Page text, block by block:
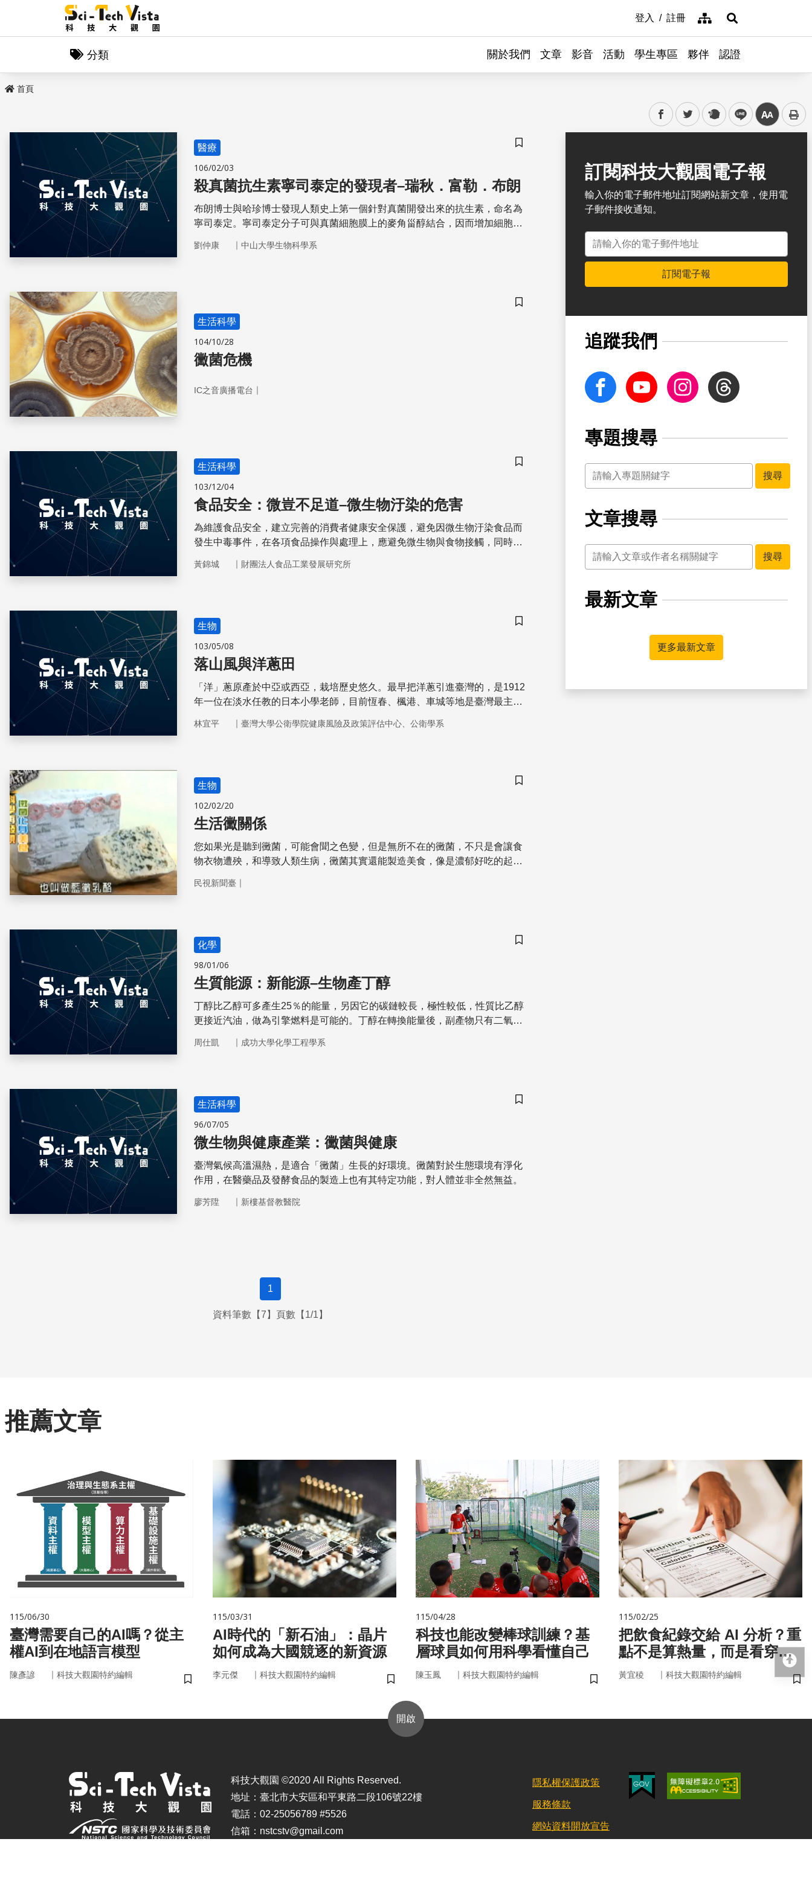
登入 註冊 網站導覽展開搜尋
分類 關於我們 文章 影音 活動 學生專區 夥伴 認證
首頁
facebooktwitter plurk line 中
儲存書籤
醫療
106/02/03
殺真菌抗生素寧司泰定的發現者–瑞秋．富勒．布朗
布朗博士與哈珍博士發現人類史上第一個針對真菌開發出來的抗生素，命名為
寧司泰定。寧司泰定分子可與真菌細胞膜上的麥角甾醇結合，因而增加細胞膜
劉仲康 ｜ 中山大學生物科學系
儲存書籤
生活科學
104/10/28
黴菌危機
IC之音廣播電台 ｜
儲存書籤
生活科學
103/12/04
食品安全：微豈不足道–微生物汙染的危害
為維護食品安全，建立完善的消費者健康安全保護，避免因微生物汙染食品而
發生中毒事件，在各項食品操作與處理上，應避免微生物與食物接觸，同時減
黃錦城 ｜ 財團法人食品工業發展研究所
儲存書籤
生物
103/05/08
落山風與洋蔥田
「洋」蔥原產於中亞或西亞，栽培歷史悠久。最早把洋蔥引進臺灣的，是1912
年一位在淡水任教的日本小學老師，目前恆春、楓港、車城等地是臺灣最主要
林宜平 ｜ 臺灣大學公衛學院健康風險及政策評估中心、公衛學系
儲存書籤
生物
102/02/20
生活黴關係
您如果光是聽到黴菌，可能會聞之色變，但是無所不在的黴菌，不只是會讓食
物衣物遭殃，和導致人類生病，黴菌其實還能製造美食，像是濃郁好吃的起司
民視新聞臺｜
儲存書籤
化學
98/01/06
生質能源：新能源–生物產丁醇
丁醇比乙醇可多產生25％的能量，另因它的碳鏈較長，極性較低，性質比乙醇
更接近汽油，做為引擎燃料是可能的。丁醇在轉換能量後，副產物只有二氧化
周仕凱 ｜ 成功大學化學工程學系
儲存書籤
生活科學
96/07/05
微生物與健康產業：黴菌與健康
臺灣氣候高溫濕熱，是適合「黴菌」生長的好環境。黴菌對於生態環境有淨化
作用，在醫藥品及發酵食品的製造上也有其特定功能，對人體並非全然無益。
廖芳陞 ｜ 新樓基督教醫院
1
資料筆數【7】頁數【1/1】
訂閱科技大觀園電子報
輸入你的電子郵件地址訂閱網站新文章，使用電
子郵件接收通知。
電子郵件地址
訂閱電子報
追蹤我們
facebook Youtube InstagramThreads
專題搜尋
關鍵字
搜尋
文章搜尋
關鍵字
搜尋
最新文章
更多最新文章
推薦文章
115/06/30
臺灣需要自己的AI嗎？從主
權AI到在地語言模型
陳彥諺 ｜ 科技大觀園特約編輯
儲存書籤
115/03/31
AI時代的「新石油」：晶片
如何成為大國競逐的新資源
李元傑 ｜ 科技大觀園特約編輯
儲存書籤
115/04/28
科技也能改變棒球訓練？基
層球員如何用科學看懂自己
陳玉鳳 ｜ 科技大觀園特約編輯
儲存書籤
115/02/25
把飲食紀錄交給 AI 分析？重
點不是算熱量，而是看穿你
的「飲食習慣」
黃宜稜 ｜ 科技大觀園特約編輯
儲
開啟
科技大觀園 ©2020 All Rights Reserved.
地址：臺北市大安區和平東路二段106號22樓
電話：02-25056789 #5526
信箱：nstcstv@gmail.com
隱私權保護政策
服務條款
網站資料開放宣告
回